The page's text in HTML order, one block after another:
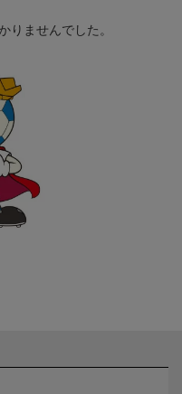
りませんでした。